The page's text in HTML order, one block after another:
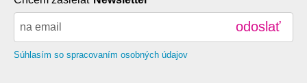
odoslať
Súhlasím so spracovaním osobných údajov